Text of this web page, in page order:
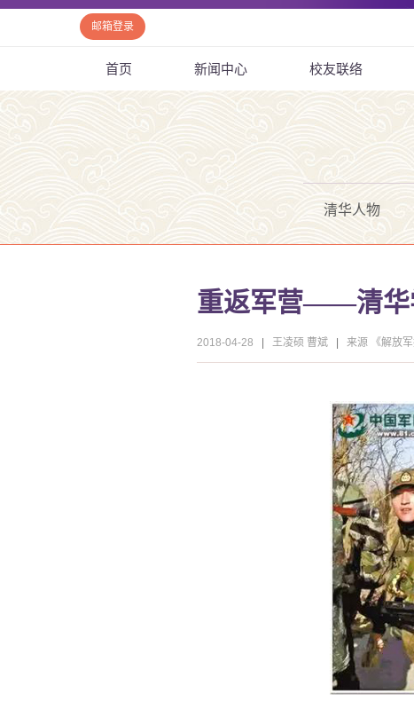
邮箱登录
首页 新闻中心 校友联络
清华人物
重返军营——清华
2018-04-28 王凌硕 曹斌 来源 《解放